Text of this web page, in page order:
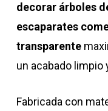
decorar árboles
escaparates
transparente
un acabado limpio
Fabricada con